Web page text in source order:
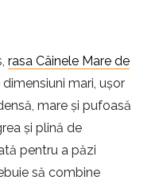
rasa Câinele Mare de
mari, ușor
mare și pufoasă
și plină de
pentru a păzi
să combine